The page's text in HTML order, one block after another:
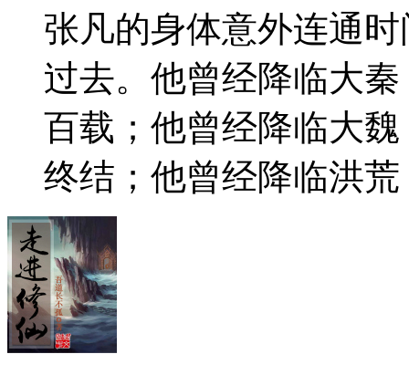
张凡的身体意外连通
过去。他曾经降临大
百载；他曾经降临大
终结；他曾经降临洪